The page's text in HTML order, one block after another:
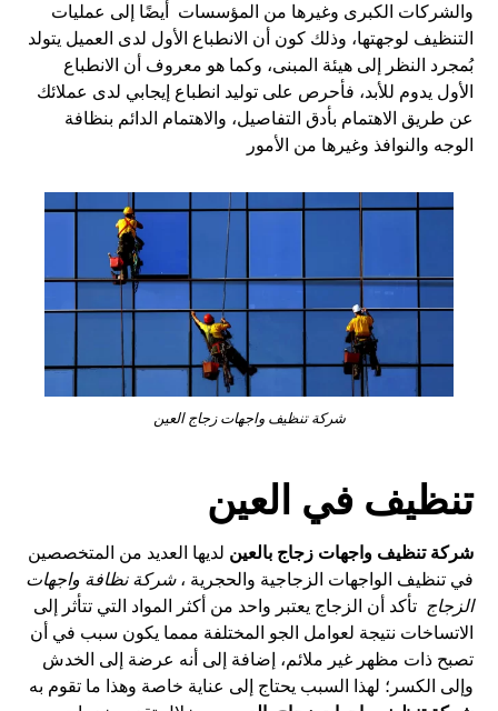
والشركات الكبرى وغيرها من المؤسسات أيضًا إلى عمليات
التنظيف لوجهتها، وذلك كون أن الانطباع الأول لدى العميل يتولد
بُمجرد النظر إلى هيئة المبنى، وكما هو معروف أن الانطباع
الأول يدوم للأبد، فأحرص على توليد انطباع إيجابي لدى عملائك
عن طريق الاهتمام بأدق التفاصيل، والاهتمام الدائم بنظافة
الوجه والنوافذ وغيرها من الأمور
شركة تنظيف واجهات زجاج العين
تنظيف في العين
شركة تنظيف واجهات زجاج بالعين لديها العديد من المتخصصين
في تنظيف الواجهات الزجاجية والحجرية ،شركة نظافة واجهات
الزجاج تأكد أن الزجاج يعتبر واحد من أكثر المواد التي تتأثر إلى
الاتساخات نتيجة لعوامل الجو المختلفة ممما يكون سبب في أن
تصبح ذات مظهر غير ملائم، إضافة إلى أنه عرضة إلى الخدش
وإلى الكسر؛ لهذا السبب يحتاج إلى عناية خاصة وهذا ما تقوم به